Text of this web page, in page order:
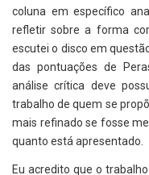
coluna em específico
refletir sobre a forma
escutei o disco em
das pontuações de
análise crítica deve
trabalho de quem se
mais refinado se fosse
quanto está apresentado.
Eu acredito que o